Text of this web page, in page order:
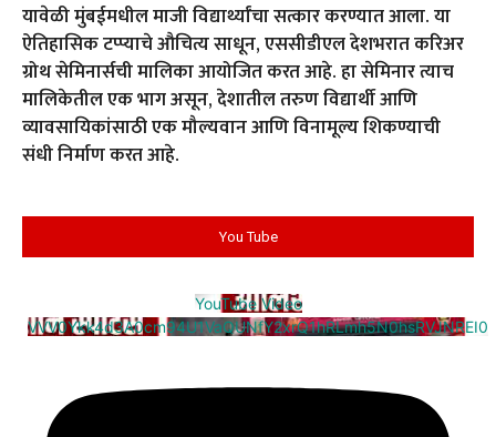
यावेळी मुंबईमधील माजी विद्यार्थ्यांचा सत्कार करण्यात आला. या
ऐतिहासिक टप्प्याचे औचित्य साधून, एससीडीएल देशभरात करिअर
ग्रोथ सेमिनार्सची मालिका आयोजित करत आहे. हा सेमिनार त्याच
मालिकेतील एक भाग असून, देशातील तरुण विद्यार्थी आणि
व्यावसायिकांसाठी एक मौल्यवान आणि विनामूल्य शिकण्याची
संधी निर्माण करत आहे.
You Tube
YouTube Video
VVV0Ykk4d3A0cm94U1VaQUNfY2xrQ1hRLmh5N0hsRVJNREI0